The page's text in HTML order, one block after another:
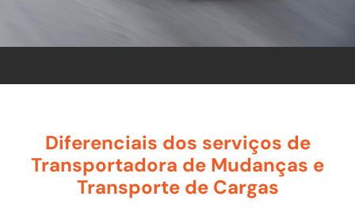
Diferenciais dos serviços de
Transportadora de Mudanças e
Transporte de Cargas